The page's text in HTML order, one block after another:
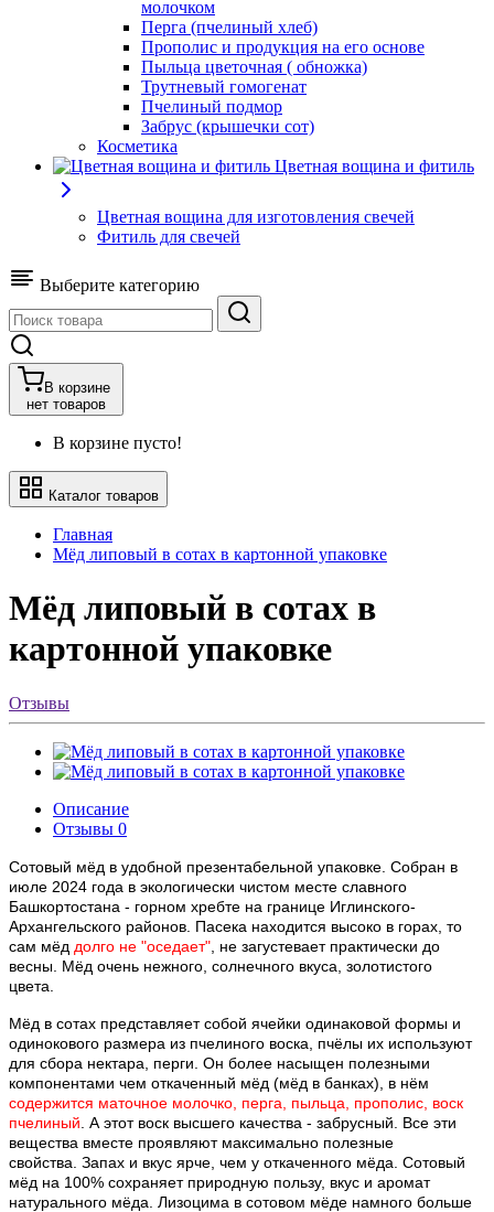
молочком
Перга (пчелиный хлеб)
Прополис и продукция на его основе
Пыльца цветочная ( обножка)
Трутневый гомогенат
Пчелиный подмор
Забрус (крышечки сот)
Косметика
Цветная вощина и фитиль
Цветная вощина для изготовления свечей
Фитиль для свечей
Выберите категорию
В корзине
нет товаров
В корзине пусто!
Каталог товаров
Главная
Мёд липовый в сотах в картонной упаковке
Мёд липовый в сотах в
картонной упаковке
Отзывы
Описание
Отзывы 0
Сотовый мёд в удобной презентабельной упаковкe. Собpан в
июле 2024 года в экологически чистом месте славного
Башкортостана - горном хребте на границе Иглинского-
Архангельского районов. Пасека находится высоко в горах, то
сам мёд долго не "оседает" , не загустевает практически до
весны. Мёд очень нежного, солнечного вкуса, золотистого
цвета.
Мёд в сотах представляет собой ячейки одинаковой формы и
одинокового размера из пчелиного воска, пчёлы их используют
для сбора нектара, перги. Он более насыщен полезными
компонентами чем откаченный мёд (мёд в банках), в нём
содержится маточное молочко, перга, пыльца, прополис, воск
пчелиный . А этот воск высшего качества - забрусный. Все эти
вещества вместе проявляют максимально полезные
свойства. Запах и вкус ярче, чем у откаченного мёда. Сотовый
мёд на 100% сохраняет природную пользу, вкус и аромат
натурального мёда. Лизоцима в сотовом мёде намного больше